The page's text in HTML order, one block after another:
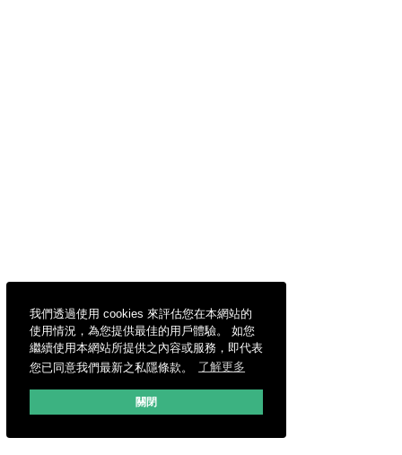
我們透過使用 cookies 來評估您在本網站的
使用情況，為您提供最佳的用戶體驗。 如您
繼續使用本網站所提供之內容或服務，即代表
您已同意我們最新之私隱條款。
了解更多
關閉